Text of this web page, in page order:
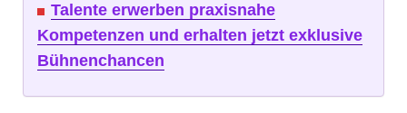
Talente erwerben praxisnahe
Kompetenzen und erhalten jetzt exklusive
Bühnenchancen